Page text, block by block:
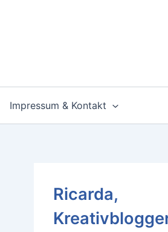
Impressum & Kontakt
Ricarda,